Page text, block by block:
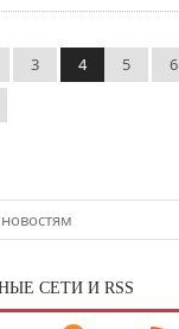
3 4 5 6
СЕТИ И RSS